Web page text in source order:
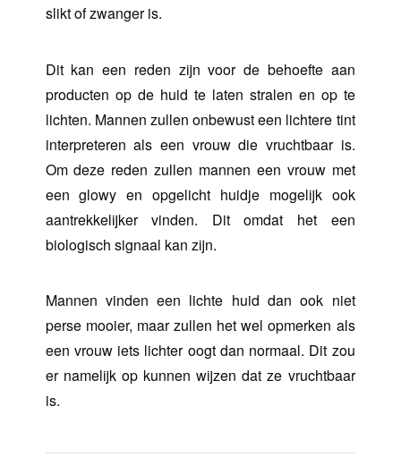
slikt of zwanger is.
Dit kan een reden zijn voor de behoefte aan
producten op de huid te laten stralen en op te
lichten. Mannen zullen onbewust een lichtere tint
interpreteren als een vrouw die vruchtbaar is.
Om deze reden zullen mannen een vrouw met
een glowy en opgelicht huidje mogelijk ook
aantrekkelijker vinden. Dit omdat het een
biologisch signaal kan zijn.
Mannen vinden een lichte huid dan ook niet
perse mooier, maar zullen het wel opmerken als
een vrouw iets lichter oogt dan normaal. Dit zou
er namelijk op kunnen wijzen dat ze vruchtbaar
is.